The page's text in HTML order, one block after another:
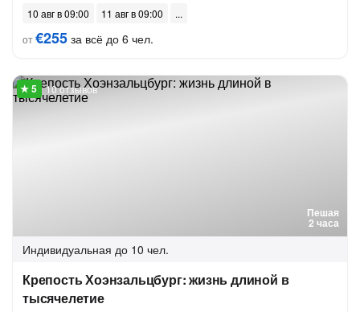
10 авг в 09:00
11 авг в 09:00
от€255 за всё до 6 чел.
Пешая
2 часа
10 отзывов
Индивидуальная до 10 чел.
Крепость Хоэнзальцбург: жизнь длиной в
тысячелетие